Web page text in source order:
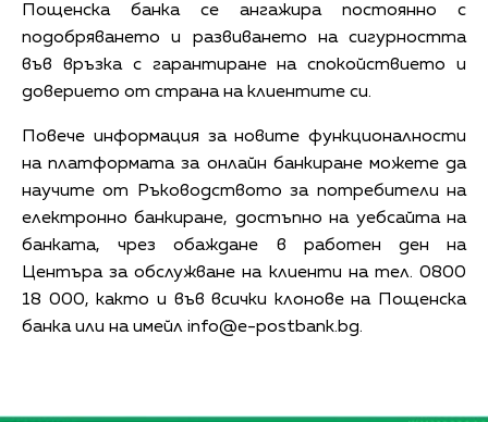
Пощенска банка се ангажира постоянно с
подобряването и развиването на сигурността
във връзка с гарантиране на спокойствието и
доверието от страна на клиентите си.
Повече информация за новите функционалности
на платформата за онлайн банкиране можете да
научите от Ръководството за потребители на
електронно банкиране, достъпно на уебсайта на
банката, чрез обаждане в работен ден на
Центъра за обслужване на клиенти на тел. 0800
18 000, както и във всички клонове на Пощенска
банка или на имейл info@e-postbank.bg.